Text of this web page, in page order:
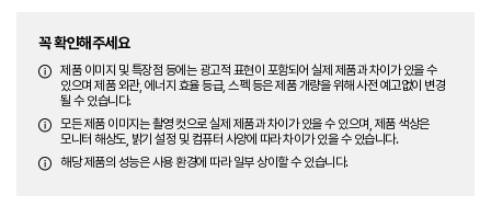
꼭 확인해주세요
제품 이미지 및 특장점 등에는 광고적 표현이 포함되어 실제 제품과 차이가 있을 수
있으며 제품 외관, 에너지 효율 등급, 스펙 등은 제품 개량을 위해 사전 예고없이 변경
될 수 있습니다.
모든 제품 이미지는 촬영 컷으로 실제 제품과 차이가 있을 수 있으며, 제품 색상은
모니터 해상도, 밝기 설정 및 컴퓨터 사양에 따라 차이가 있을 수 있습니다.
해당 제품의 성능은 사용 환경에 따라 일부 상이할 수 있습니다.